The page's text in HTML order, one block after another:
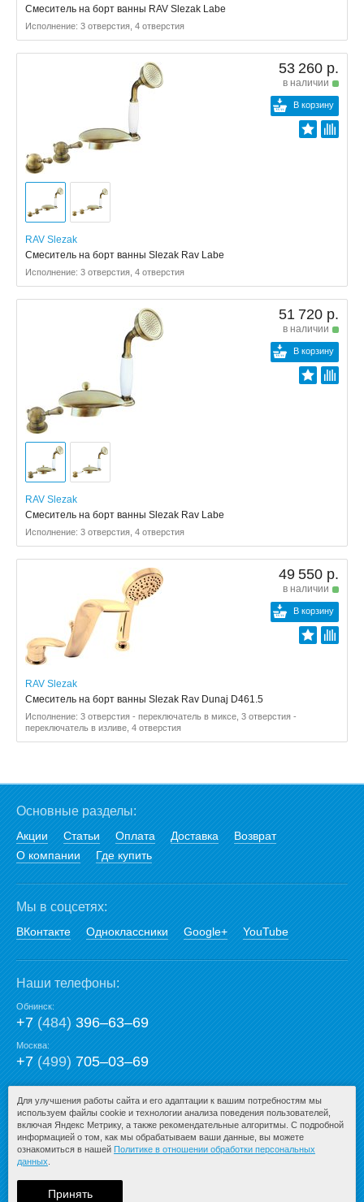
Смеситель на борт ванны RAV Slezak Labe
Исполнение: 3 отверстия, 4 отверстия
53 260 р.
в наличии
В корзину
RAV Slezak
Смеситель на борт ванны Slezak Rav Labe
Исполнение: 3 отверстия, 4 отверстия
51 720 р.
в наличии
В корзину
RAV Slezak
Смеситель на борт ванны Slezak Rav Labe
Исполнение: 3 отверстия, 4 отверстия
49 550 р.
в наличии
В корзину
RAV Slezak
Смеситель на борт ванны Slezak Rav Dunaj D461.5
Исполнение: 3 отверстия - переключатель в миксе, 3 отверстия -
переключатель в изливе, 4 отверстия
Основные разделы:
Акции Статьи Оплата Доставка
Возврат
О компании
Где купить
Мы в соцсетях:
ВКонтакте Одноклассники Google+ YouTube
Наши телефоны:
Обнинск:
+7(484)396‒63‒69
Москва:
+7(499)705‒03‒69
E-mail:
mail@san-premium.ru
При любом копировании информации
Для улучшения работы сайта и его адаптации к вашим потребностям мы
используем файлы cookie и технологии анализа поведения пользователей,
включая Яндекс Метрику, а также рекомендательные алгоритмы. С подробной
информацией о том, как мы обрабатываем ваши данные, вы можете
ознакомиться в нашей Политике в отношении обработки персональных
данных
Принять